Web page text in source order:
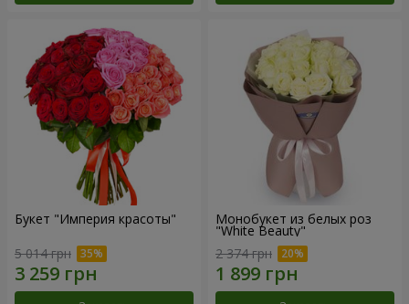
Букет "Империя красоты"
5 014 грн
Монобукет из белых роз
"White Beauty"
2 374 грн